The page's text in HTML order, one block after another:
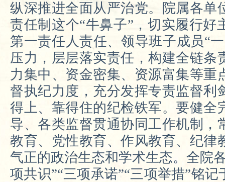
纵深推进全面从严治党。院属各单
责任制这个“牛鼻子”，切实履行好
第一责任人责任、领导班子成员“
压力，层层落实责任，构建全链条
力集中、资金密集、资源富集等重
督执纪力度，充分发挥专责监督利
得上、靠得住的纪检铁军。要健全
导、各类监督贯通协同工作机制，
教育、党性教育、作风教育、纪律
气正的政治生态和学术生态。全院
项共识”“三项承诺”“三项举措”铭